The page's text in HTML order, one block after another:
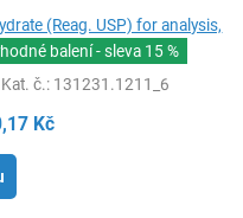
(Reag. USP) for analysis,
balení - sleva 15 %
Kat. č.: 131231.1211_6
Kč